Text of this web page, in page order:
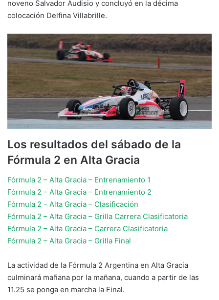
noveno Salvador Audisio y concluyó en la décima
colocación Delfina Villabrille.
Los resultados del sábado de la
Fórmula 2 en Alta Gracia
Fórmula 2 – Alta Gracia – Entrenamiento 1
Fórmula 2 – Alta Gracia – Entrenamiento 2
Fórmula 2 – Alta Gracia – Clasificación
Fórmula 2 – Alta Gracia – Grilla Carrera Clasificatoria
Fórmula 2 – Alta Gracia – Carrera Clasificatoria
Fórmula 2 – Alta Gracia – Grilla Final
La actividad de la Fórmula 2 Argentina en Alta Gracia
culminará mañana por la mañana, cuando a partir de las
11.25 se ponga en marcha la Final.